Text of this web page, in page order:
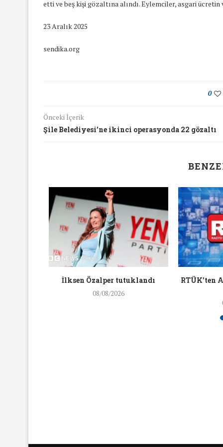
etti ve beş kişi gözaltına alındı. Eylemciler, asgari
23 Aralık 2025
sendika.org
0
Önceki İçerik
Şile Belediyesi’ne ikinci operasyonda 22 gözaltı
İlksen Özalper tutuklandı
08/08/2026
RTÜK’ten
Yaş Ayrımcılığı
Konuştuk
Mart Ayında
19/Mar/2018